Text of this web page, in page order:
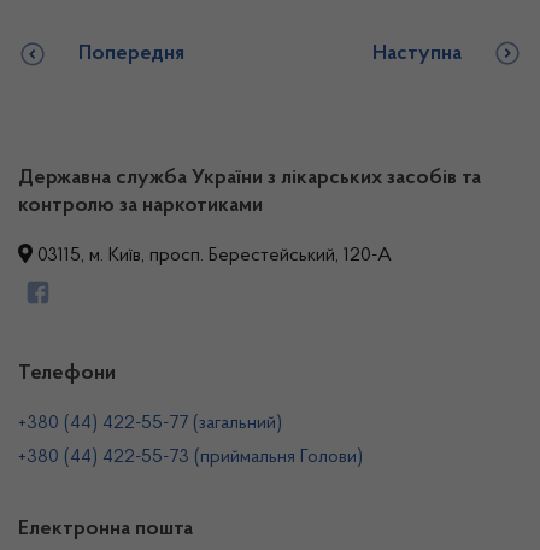
Попередня Наступна
Державна служба України з лікарських засобів та
контролю за наркотиками
03115, м. Київ, просп. Берестейський, 120-А
Телефони
+380 (44) 422-55-77 (загальний)
+380 (44) 422-55-73 (приймальня Голови)
Електронна пошта